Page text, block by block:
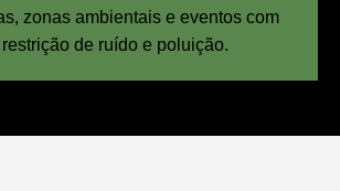
zonas ambientais e eventos com
restrição de ruído e poluição.